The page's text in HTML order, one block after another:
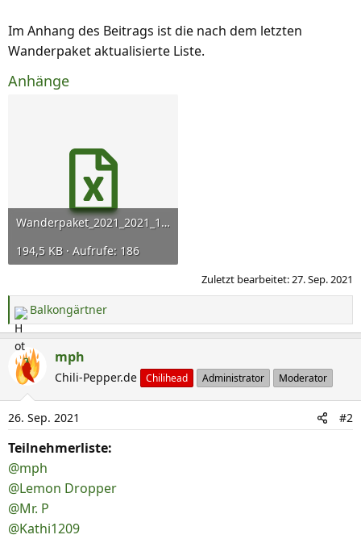
Im Anhang des Beitrags ist die nach dem letzten
Wanderpaket aktualisierte Liste.
Anhänge
Wanderpaket_2021_2021_11_08.xls
194,5 KB · Aufrufe: 186
Zuletzt bearbeitet:27. Sep. 2021
R
e
a
k
i
o
n
n
:
Balkongärtner
mph
Chili-Pepper.de Chilihead Administrator Moderator
26. Sep. 2021 #2
Teilnehmerliste:
@mph
@Lemon Dropper
@Mr. P
@Kathi1209